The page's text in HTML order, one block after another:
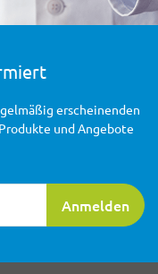
Anmelden
erscheinenden
und Angebote